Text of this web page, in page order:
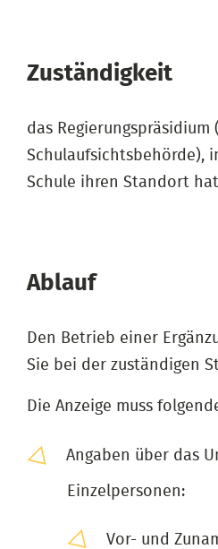
Zuständigkeit
das Regierungspräsidium
Schulaufsichtsbehörde),
Schule ihren Standort hat
Ablauf
Den Betrieb einer
Sie bei der zuständigen
Die Anzeige muss
Angaben über das
Einzelpersonen:
Vor- und